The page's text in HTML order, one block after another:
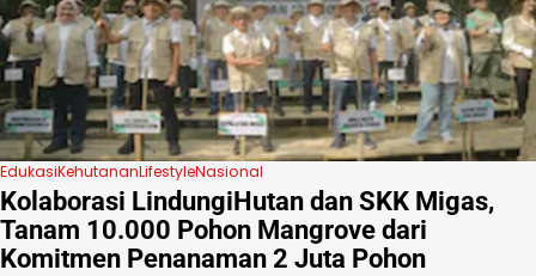
EdukasiKehutananLifestyleNasional
Kolaborasi LindungiHutan dan SKK Migas,
Tanam 10.000 Pohon Mangrove dari
Komitmen Penanaman 2 Juta Pohon